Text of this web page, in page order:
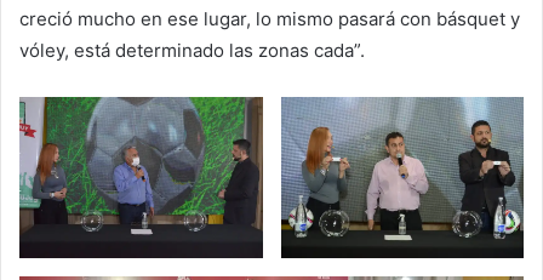
creció mucho en ese lugar, lo mismo pasará con básquet y
vóley, está determinado las zonas cada”.